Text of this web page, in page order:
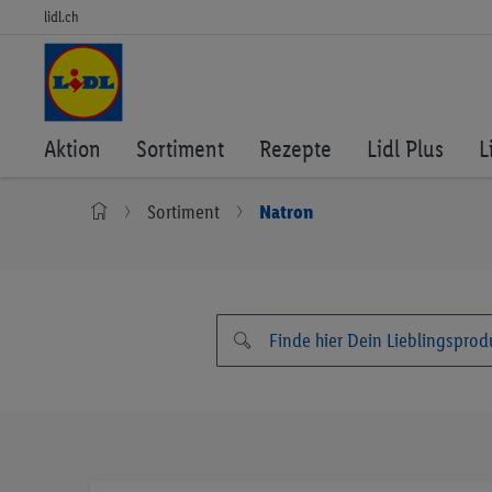
lidl.ch
Aktion Sortiment Rezepte Lidl Plus
Sortiment Natron